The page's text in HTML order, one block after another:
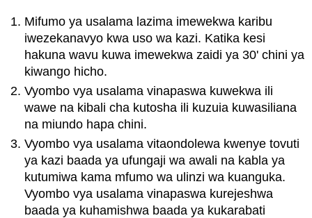
Mifumo ya usalama lazima imewekwa karibu
iwezekanavyo kwa uso wa kazi. Katika kesi
hakuna wavu kuwa imewekwa zaidi ya 30' chini ya
kiwango hicho.
Vyombo vya usalama vinapaswa kuwekwa ili
wawe na kibali cha kutosha ili kuzuia kuwasiliana
na miundo hapa chini.
Vyombo vya usalama vitaondolewa kwenye tovuti
ya kazi baada ya ufungaji wa awali na kabla ya
kutumiwa kama mfumo wa ulinzi wa kuanguka.
Vyombo vya usalama vinapaswa kurejeshwa
baada ya kuhamishwa baada ya kukarabati